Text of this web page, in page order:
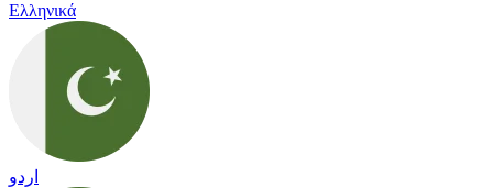
Ελληνικά
اردو